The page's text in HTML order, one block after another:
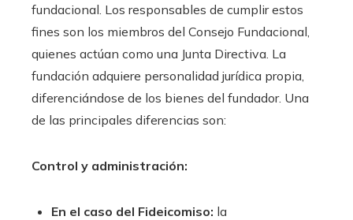
fundacional. Los responsables de cumplir estos
fines son los miembros del Consejo Fundacional,
quienes actúan como una Junta Directiva. La
fundación adquiere personalidad jurídica propia,
diferenciándose de los bienes del fundador. Una
de las principales diferencias son:
Control y administración:
En el caso del Fideicomiso: la